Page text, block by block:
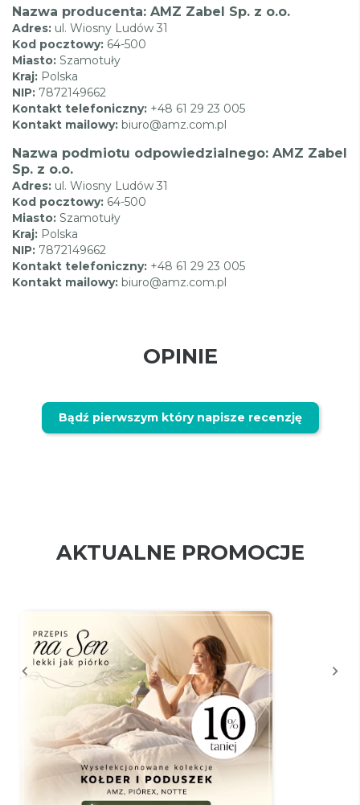
Nazwa producenta: AMZ Zabel Sp. z o.o.
Adres: ul. Wiosny Ludów 31
Kod pocztowy: 64-500
Miasto: Szamotuły
Kraj: Polska
NIP: 7872149662
Kontakt telefoniczny: +48 61 29 23 005
Kontakt mailowy: biuro@amz.com.pl
Nazwa podmiotu odpowiedzialnego: AMZ Zabel
Sp. z o.o.
Adres: ul. Wiosny Ludów 31
Kod pocztowy: 64-500
Miasto: Szamotuły
Kraj: Polska
NIP: 7872149662
Kontakt telefoniczny: +48 61 29 23 005
Kontakt mailowy: biuro@amz.com.pl
OPINIE
Bądź pierwszym który napisze recenzję
AKTUALNE PROMOCJE